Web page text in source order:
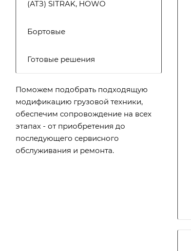
(АТЗ) SITRAK, HOWO
Бортовые
Готовые решения
Поможем подобрать подходящую
модификацию грузовой техники,
обеспечим сопровождение на всех
этапах - от приобретения до
последующего сервисного
обслуживания и ремонта.